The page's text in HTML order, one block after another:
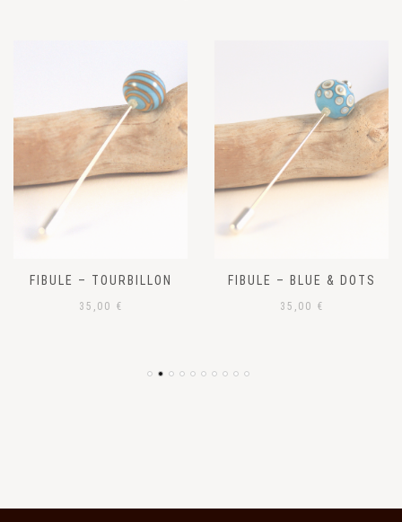
FIBULE – TOURBILLON
35,00 €
FIBULE – BLUE & DOTS
35,00 €